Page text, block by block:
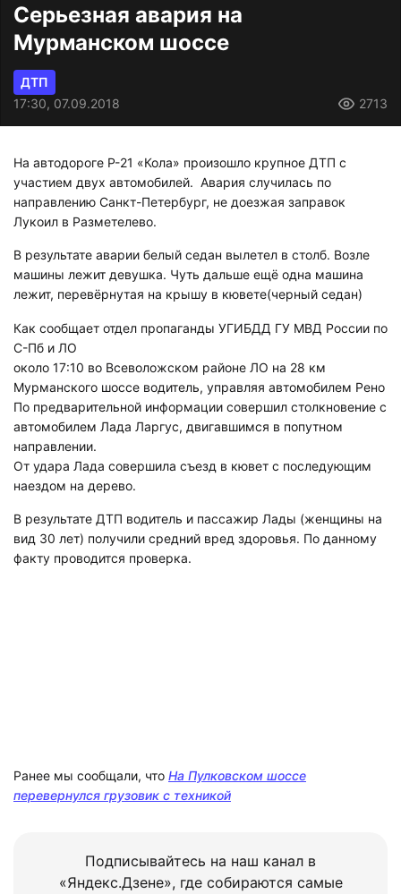
Серьезная авария на
Мурманском шоссе
ДТП
17:30, 07.09.2018
2713
На автодороге Р-21 «Кола» произошло крупное ДТП с
участием двух автомобилей. Авария случилась по
направлению Санкт-Петербург, не доезжая заправок
Лукоил в Разметелево.
В результате аварии белый седан вылетел в столб. Возле
машины лежит девушка. Чуть дальше ещё одна машина
лежит, перевёрнутая на крышу в кювете(черный седан)
Как сообщает отдел пропаганды УГИБДД ГУ МВД России по
С-Пб и ЛО
около 17:10 во Всеволожском районе ЛО на 28 км
Мурманского шоссе водитель, управляя автомобилем Рено
По предварительной информации совершил столкновение с
автомобилем Лада Ларгус, двигавшимся в попутном
направлении.
От удара Лада совершила съезд в кювет с последующим
наездом на дерево.
В результате ДТП водитель и пассажир Лады (женщины на
вид 30 лет) получили средний вред здоровья. По данному
факту проводится проверка.
Ранее мы сообщали, что На Пулковском шоссе
перевернулся грузовик с техникой
Подписывайтесь на наш канал в
«Яндекс.Дзене», где собираются самые